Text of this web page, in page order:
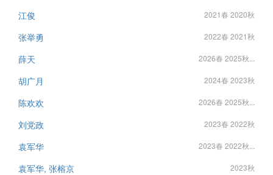
江俊 2021春 2020秋
张举勇 2022春 2021秋
薛天 2026春 2025秋...
胡广月 2024春 2023秋
陈欢欢 2026春 2025秋...
刘党政 2023春 2022秋
袁军华 2023春 2022秋...
袁军华, 张榕京 2023秋